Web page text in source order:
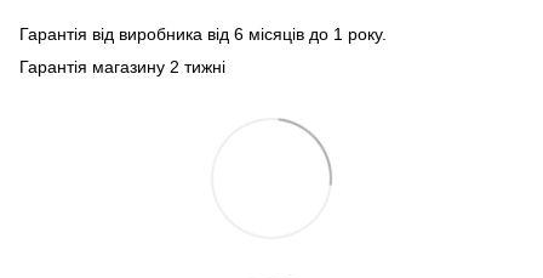
Гарантія від виробника від 6 місяців до 1 року.
Гарантія магазину 2 тижні